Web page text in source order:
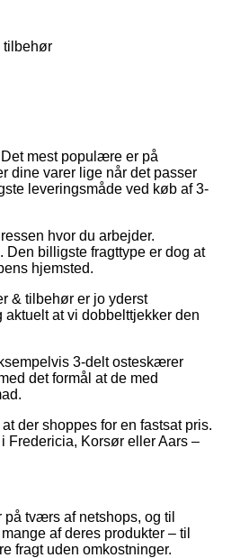
tilbehør
mest populære er på
dine varer lige når det passer
leveringsmåde ved køb af 3-
hvor du arbejder.
billigste fragttype er dog at
hjemsted.
& tilbehør er jo yderst
at vi dobbelttjekker den
3-delt osteskærer
det formål at de med
der shoppes for en fastsat pris.
Fredericia, Korsør eller Aars –
tværs af netshops, og til
af deres produkter – til
fragt uden omkostninger.